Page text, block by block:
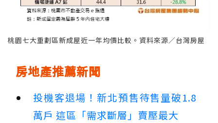
桃園七大重劃區新成屋近一年均價比較。資料來源／台灣房屋
房地產推薦新聞
投機客退場！新北預售待售量破1.8
萬戶 這區「需求斷層」賣壓最大